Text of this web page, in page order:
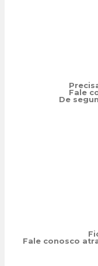
Fale
De
Fale conosco